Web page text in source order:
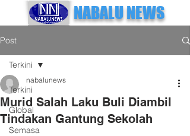
NABALU NEWS
Post
Terkini
Global
Semasa
Terkini
Murid Salah Laku Buli Diambil
Tindakan Gantung Sekolah
nabalunews